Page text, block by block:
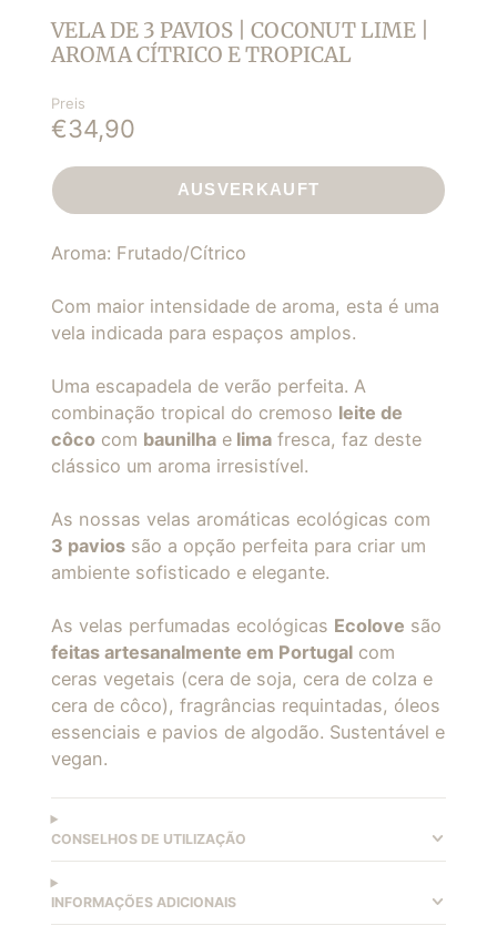
VELA DE 3 PAVIOS | COCONUT LIME |
AROMA CÍTRICO E TROPICAL
Preis
€34,90
AUSVERKAUFT
Aroma: Frutado/Cítrico
Com maior intensidade de aroma, esta é uma
vela indicada para espaços amplos.
Uma escapadela de verão perfeita. A
combinação tropical do cremoso leite de
côcocom baunilhaelimafresca, faz deste
clássico um aroma irresistível.
As nossas velas aromáticas ecológicas com
3 paviossão a opção perfeita para criar um
ambiente sofisticado e elegante.
As velas perfumadas ecológicas Ecolove são
feitas artesanalmente em Portugalcom
ceras vegetais (cera de soja, cera de colza e
cera de côco), fragrâncias requintadas, óleos
essenciais e pavios de algodão. Sustentável e
vegan.
CONSELHOS DE UTILIZAÇÃO
INFORMAÇÕES ADICIONAIS